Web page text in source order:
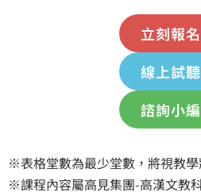
立刻報名
線上試聽
諮詢小編
※表格堂數為最少堂數，將視教學
※課程內容屬高見集團-高漢文教